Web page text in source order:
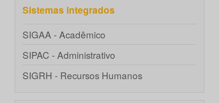
Sistemas integrados
SIGAA - Acadêmico
SIPAC - Administrativo
SIGRH - Recursos Humanos